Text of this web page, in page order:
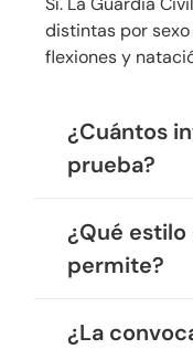
distintas por
flexiones y
¿Cuántos
prueba?
¿Qué
permite?
¿La